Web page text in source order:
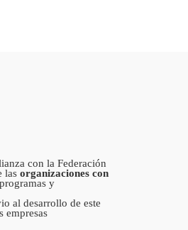
con la Federación
lasorganizaciones con
y
al desarrollo de este
empresas